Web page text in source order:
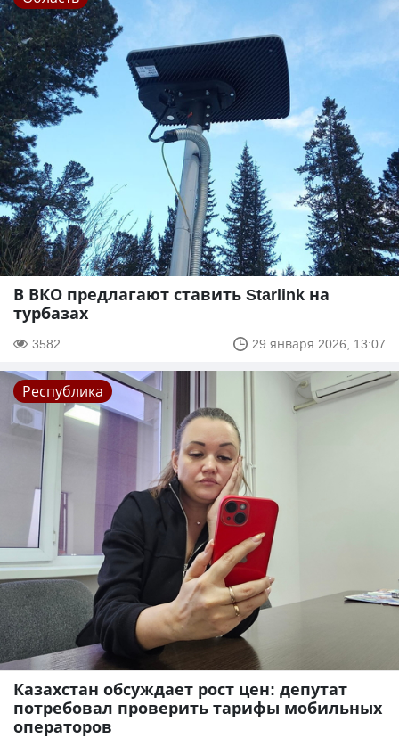
В ВКО предлагают ставить Starlink на
турбазах
3582 29 января 2026, 13:07
Республика
Казахстан обсуждает рост цен: депутат
потребовал проверить тарифы мобильных
операторов